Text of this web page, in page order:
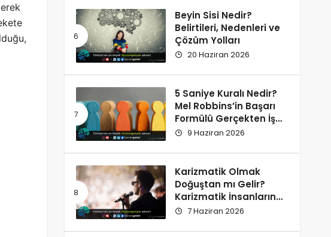
Beyin Sisi Nedir?
Belirtileri, Nedenleri ve
Çözüm Yolları
20 Haziran 2026
5 Saniye Kuralı Nedir?
Mel Robbins’in Başarı
Formülü Gerçekten İşe
Yarıyor
9 Haziran 2026
Karizmatik Olmak
Doğuştan mı Gelir?
Karizmatik İnsanların
Ortak Özellikleri
7 Haziran 2026